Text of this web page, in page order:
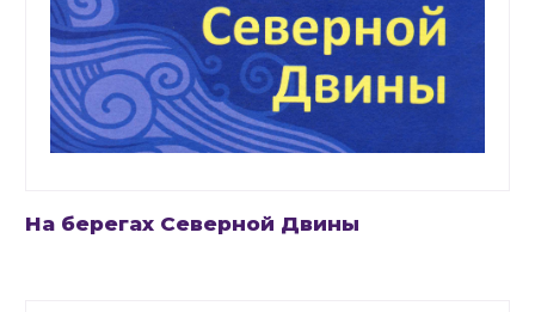
На берегах Северной Двины